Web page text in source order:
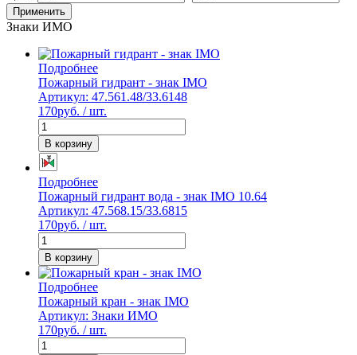
Применить
Знаки ИМО
Подробнее
Пожарный гидрант - знак IMO
Артикул: 47.561.48/33.6148
170руб. / шт.
В корзину
Подробнее
Пожарный гидрант вода - знак IMO 10.64
Артикул: 47.568.15/33.6815
170руб. / шт.
В корзину
Подробнее
Пожарный кран - знак IMO
Артикул: Знаки ИМО
170руб. / шт.